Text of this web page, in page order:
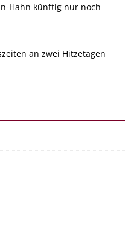
Hahn künftig nur noch
an zwei Hitzetagen